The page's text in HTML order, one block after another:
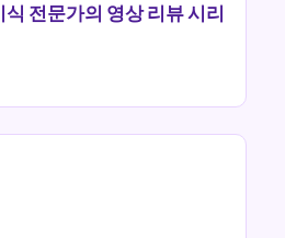
전문가의 영상 리뷰 시리